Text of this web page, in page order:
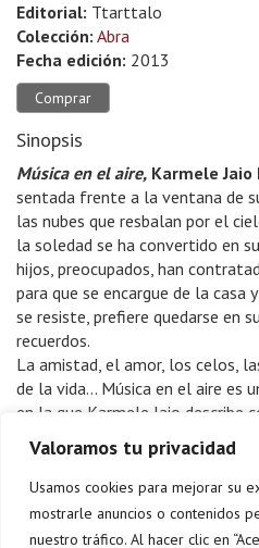
Valoramos tu privacidad
Usamos cookies para mejorar su
mostrarle anuncios o contenidos
nuestro tráfico. Al hacer clic en
Editorial: Ttarttalo
Colección: Abra
Fecha edición: 2013
Comprar
Sinopsis
Música en el aire, Karmele Jaio
sentada frente a la ventana de
las nubes que resbalan por el
la soledad se ha convertido en
hijos, preocupados, han
para que se encargue de la casa
se resiste, prefiere quedarse en
recuerdos.
La amistad, el amor, los celos,
de la vida… Música en el aire es
en la que Karmele Jaio describe
de los personajes, inmersos en
vida, con sus contrastes, sus
es la segunda gran novela de la
exitosa Las manos de mi madre.